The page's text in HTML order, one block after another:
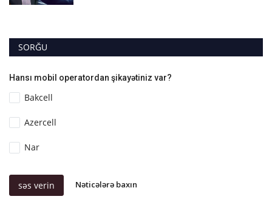
SORĞU
Hansı mobil operatordan şikayətiniz var?
Bakcell
Azercell
Nar
səs verin Nəticələrə baxın